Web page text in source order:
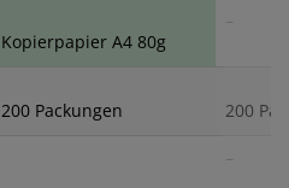
Kopierpapier A4 80g
–
200 Packungen 200
–